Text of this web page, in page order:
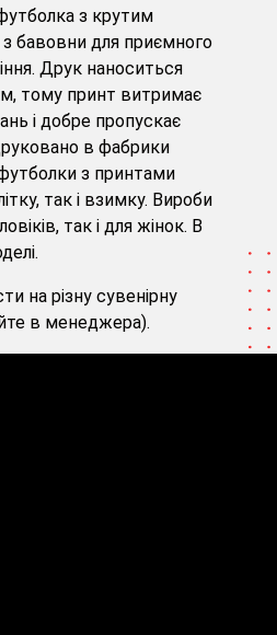
з крутим
бавовни для приємного
Друк наноситься
тому принт витримає
і добре пропускає
в фабрики
з принтами
так і взимку. Вироби
так і для жінок. В
на різну сувенірну
в менеджера).